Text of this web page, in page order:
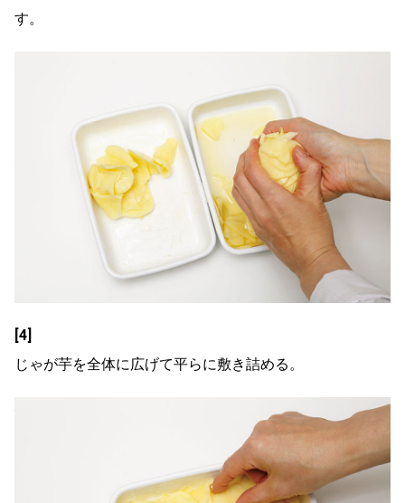
す。
[4]
じゃが芋を全体に広げて平らに敷き詰める。